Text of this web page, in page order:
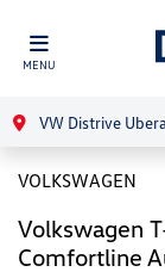
MENU
VW Distrive
VOLKSWAGEN
Volkswagen
Comfortline